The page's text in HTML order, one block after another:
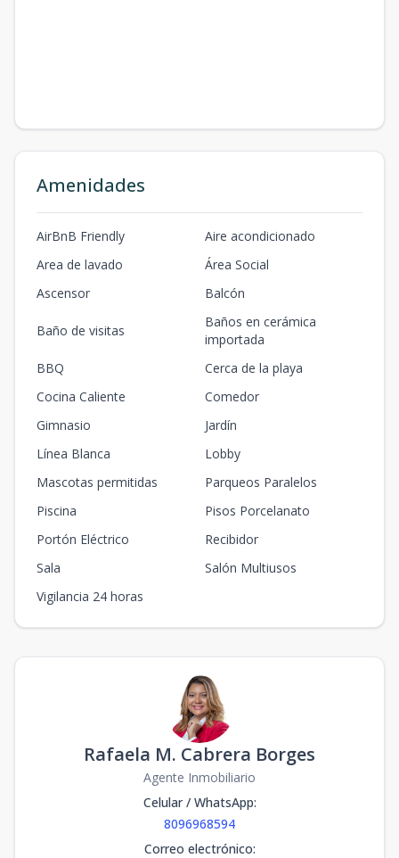
Amenidades
AirBnB Friendly
Aire acondicionado
Area de lavado
Área Social
Ascensor
Balcón
Baño de visitas
Baños en cerámica
importada
BBQ
Cerca de la playa
Cocina Caliente
Comedor
Gimnasio
Jardín
Línea Blanca
Lobby
Mascotas permitidas
Parqueos Paralelos
Piscina
Pisos Porcelanato
Portón Eléctrico
Recibidor
Sala
Salón Multiusos
Vigilancia 24 horas
Rafaela M. Cabrera Borges
Agente Inmobiliario
Celular / WhatsApp:
8096968594
Correo electrónico: